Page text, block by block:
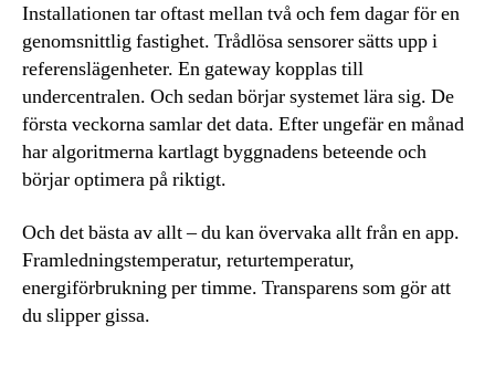
Installationen tar oftast mellan två och fem dagar för en
genomsnittlig fastighet. Trådlösa sensorer sätts upp i
referenslägenheter. En gateway kopplas till
undercentralen. Och sedan börjar systemet lära sig. De
första veckorna samlar det data. Efter ungefär en månad
har algoritmerna kartlagt byggnadens beteende och
börjar optimera på riktigt.
Och det bästa av allt – du kan övervaka allt från en app.
Framledningstemperatur, returtemperatur,
energiförbrukning per timme. Transparens som gör att
du slipper gissa.